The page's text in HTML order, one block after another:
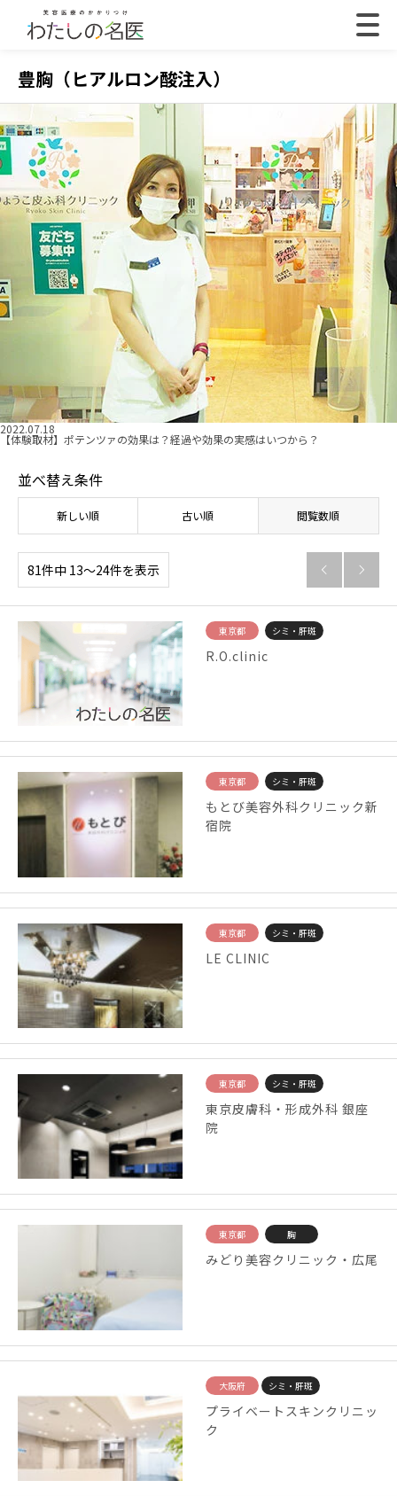
豊胸（ヒアルロン酸注入）
2022.07.18
【体験取材】ポテンツァの効果は？経過や効果の実感はいつから？
並べ替え条件
新しい順 古い順 閲覧数順
81件中 13〜24件を表示  
東京都 シミ・肝斑
R.O.clinic
東京都 シミ・肝斑
もとび美容外科クリニック新
宿院
東京都 シミ・肝斑
LE CLINIC
東京都 シミ・肝斑
東京皮膚科・形成外科 銀座
院
東京都 胸
みどり美容クリニック・広尾
大阪府 シミ・肝斑
プライベートスキンクリニッ
ク